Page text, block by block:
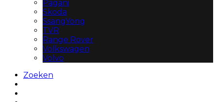
Pagani
Skoda
SsangYong
TVR
Range Rover
Volkswagen
Volvo
Zoeken